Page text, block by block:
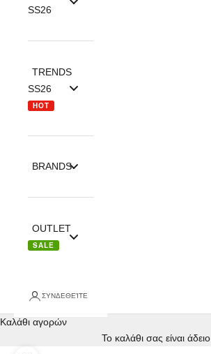
SS26
TRENDS
SS26
HOT
BRANDS
OUTLET
SALE
ΣΥΝΔΕΘΕΊΤΕ
Καλάθι αγορών
Το καλάθι σας είναι άδειο